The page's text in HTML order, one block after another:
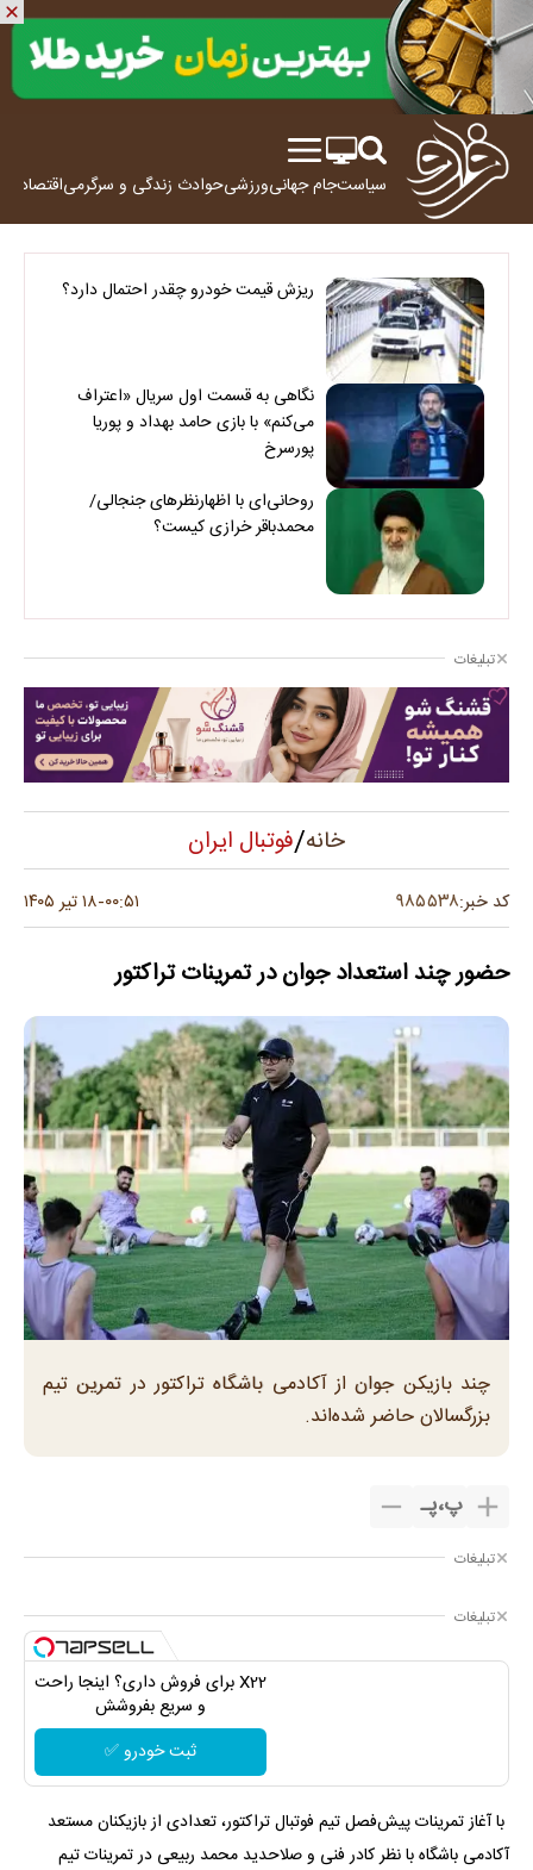
سیاستجام جهانیورزشیحوادث زندگی و سرگرمیاقتصاد
ریزش قیمت خودرو چقدر احتمال دارد؟
نگاهی به قسمت اول سریال «اعتراف
می‌کنم» با بازی حامد بهداد و پوریا
پورسرخ
روحانی‌ای با اظهارنظرهای جنجالی/
محمدباقر خرازی کیست؟
تبلیغات
خانه/فوتبال ایران
کد خبر:۹۸۵۵۳۸ ۰۰:۵۱-۱۸ تیر ۱۴۰۵
حضور چند استعداد جوان در تمرینات تراکتور
چند بازیکن جوان از آکادمی باشگاه تراکتور در تمرین تیم
بزرگسالان حاضر شده‌اند.
پ،پـ
تبلیغات
تبلیغات
X22 برای فروش داری؟ اینجا راحت
و سریع بفروشش
ثبت خودرو ✅
​ با آغاز تمرینات پیش‌فصل تیم فوتبال تراکتور، تعدادی از بازیکنان مستعد
آکادمی باشگاه با نظر کادر فنی و صلاحدید محمد ربیعی در تمرینات تیم